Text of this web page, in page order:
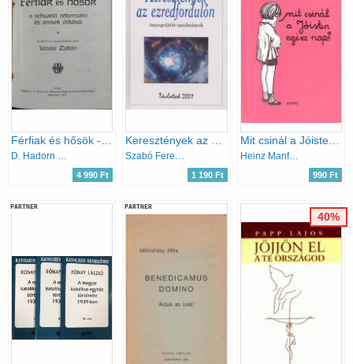
Férfiak és hősök - a schweizi reformatio és annak áldásai
D. Hadorn Vilmos
4 990 Ft
Keresztények az ezredfordulón
Szabó Ferenc
1 190 Ft
Mit csinál a Jóisten egész nap?
Heinz Manfred Schulz
990 Ft
PARTNER PARTNER
40%